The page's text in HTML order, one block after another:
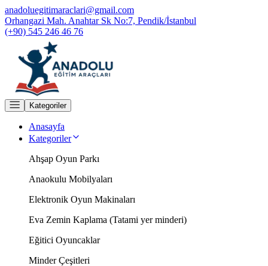
anadoluegitimaraclari@gmail.com
Orhangazi Mah. Anahtar Sk No:7, Pendik/İstanbul
(+90) 545 246 46 76
Kategoriler
Anasayfa
Kategoriler
Ahşap Oyun Parkı
Anaokulu Mobilyaları
Elektronik Oyun Makinaları
Eva Zemin Kaplama (Tatami yer minderi)
Eğitici Oyuncaklar
Minder Çeşitleri